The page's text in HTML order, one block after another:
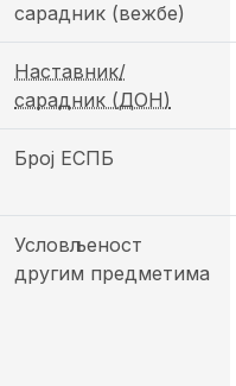
сарадник (вежбе)
Наставник/
сарадник (ДОН)
Број ЕСПБ
Условљеност
другим предметима